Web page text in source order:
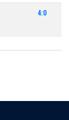
4:0